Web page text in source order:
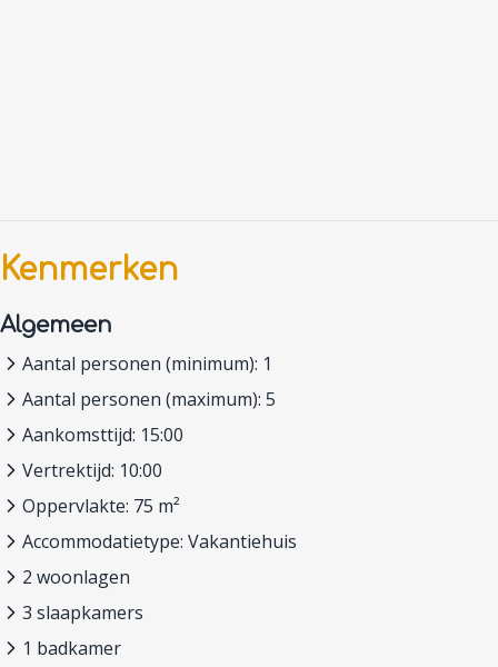
Kenmerken
Algemeen
Aantal personen (minimum): 1
Aantal personen (maximum): 5
Aankomsttijd: 15:00
Vertrektijd: 10:00
Oppervlakte: 75 m²
Accommodatietype: Vakantiehuis
2 woonlagen
3 slaapkamers
1 badkamer